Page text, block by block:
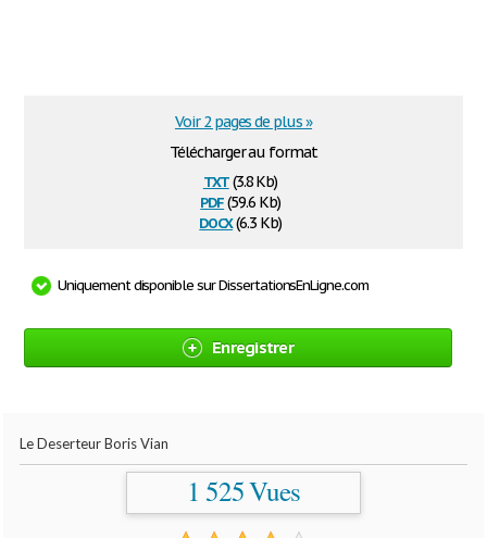
Télécharger au format
txt(3.8 Kb)
pdf(59.6 Kb)
docx(6.3 Kb)
Voir 2 pages de plus »
Uniquement disponible sur DissertationsEnLigne.com
Enregistrer
Le Deserteur Boris Vian
1 525 Vues